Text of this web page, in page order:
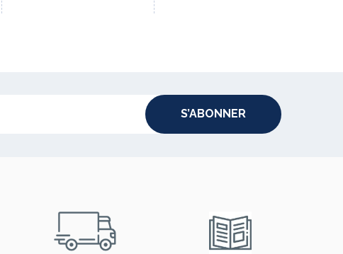
S’ABONNER